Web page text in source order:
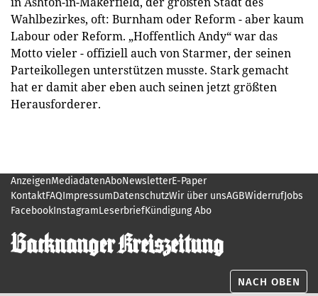
Wahlbezirkes, oft: Burnham oder Reform - aber kaum
Labour oder Reform. „Hoffentlich Andy“ war das
Motto vieler - offiziell auch von Starmer, der seinen
Parteikollegen unterstützen musste. Stark gemacht
hat er damit aber eben auch seinen jetzt größten
Herausforderer.
AnzeigenMediadatenAboNewsletterE-Paper
KontaktFAQImpressumDatenschutzWir über unsAGBWiderrufJobs
FacebookInstagramLeserbriefKündigung Abo
NACH OBEN